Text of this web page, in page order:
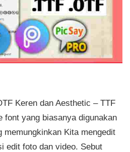
Keren dan Aesthetic – TTF
font yang biasanya digunakan
Kita mengedit
edit foto dan video. Sebut